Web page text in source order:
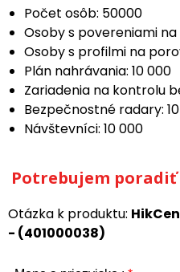
Počet osôb: 50000
Osoby s povereniami
Osoby s profilmi na
Plán nahrávania: 10 000
Zariadenia na kontrolu
Bezpečnostné radary: 10
Návštevníci: 10 000
Potrebujem poradiť
Otázka k produktu:
- (401000038)